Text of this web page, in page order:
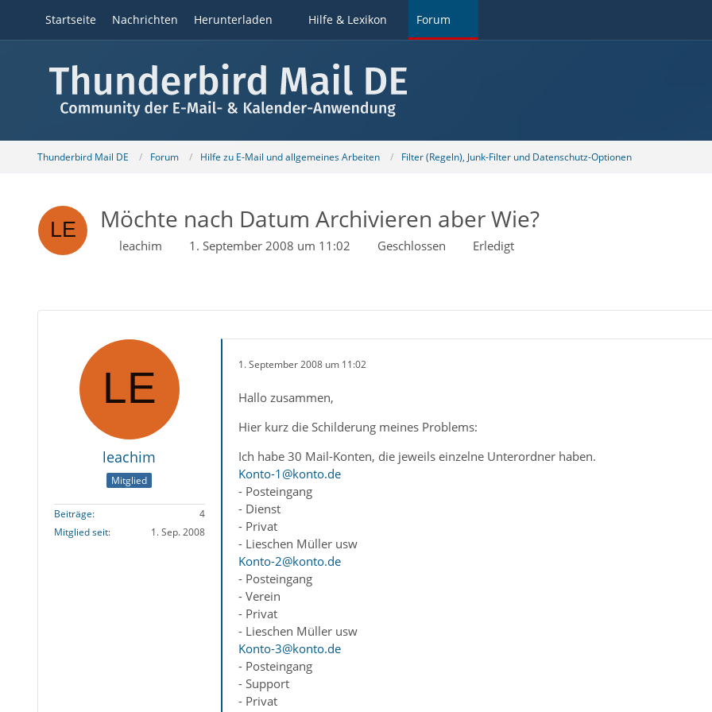
Startseite Nachrichten Herunterladen Hilfe & Lexikon Forum
Thunderbird Mail DE Forum Hilfe zu E-Mail und allgemeines Arbeiten Filter (Regeln), Junk-Filter und Datenschutz-Optionen
Möchte nach Datum Archivieren aber Wie?
leachim 1. September 2008 um 11:02 Geschlossen Erledigt
leachim
Mitglied
Beiträge
4
Mitglied seit
1. Sep. 2008
1. September 2008 um 11:02
Hallo zusammen,
Hier kurz die Schilderung meines Problems:
Ich habe 30 Mail-Konten, die jeweils einzelne Unterordner haben.
Konto-1@konto.de
- Posteingang
- Dienst
- Privat
- Lieschen Müller usw
Konto-2@konto.de
- Posteingang
- Verein
- Privat
- Lieschen Müller usw
Konto-3@konto.de
- Posteingang
- Support
- Privat